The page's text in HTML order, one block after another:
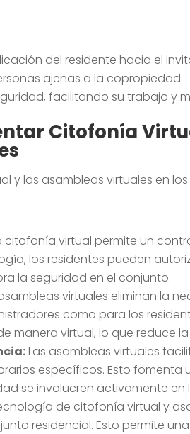
del residente hacia el
ajenas a la copropiedad.
facilitando su trabajo y
Citofonía
y las asambleas virtuales en
citofonía virtual permite un
los residentes pueden
la seguridad en el conjunto.
virtuales eliminan la
como para los
manera virtual, lo que reduce
Las asambleas virtuales
específicos. Esto
se involucren activamente
de citofonía virtual y
residencial. Esto permite